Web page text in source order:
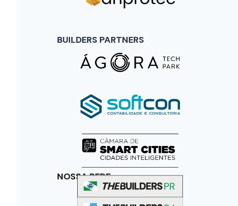
BUILDERS PARTNERS
NOSSA REDE